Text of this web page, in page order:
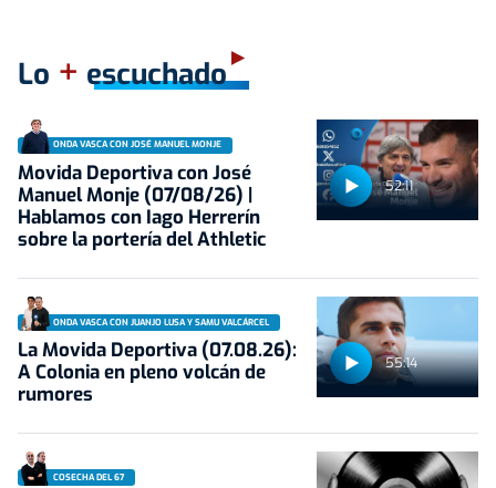
Lo + escuchado
52:11
ONDA VASCA CON JOSÉ MANUEL MONJE
Movida Deportiva con José
Manuel Monje (07/08/26) |
Hablamos con Iago Herrerín
sobre la portería del Athletic
55:14
ONDA VASCA CON JUANJO LUSA Y SAMU VALCÁRCEL
La Movida Deportiva (07.08.26):
A Colonia en pleno volcán de
rumores
COSECHA DEL 67